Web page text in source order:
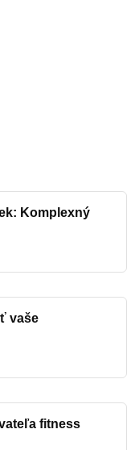
Komplexný
vaše
fitness